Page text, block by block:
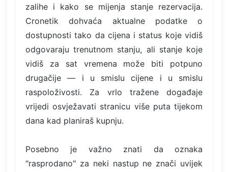
zalihe i kako se mijenja stanje rezervacija.
Cronetik dohvaća aktualne podatke o
dostupnosti tako da cijena i status koje vidiš
odgovaraju trenutnom stanju, ali stanje koje
vidiš za sat vremena može biti potpuno
drugačije — i u smislu cijene i u smislu
raspoloživosti. Za vrlo tražene događaje
vrijedi osvježavati stranicu više puta tijekom
dana kad planiraš kupnju.
Posebno je važno znati da oznaka
"rasprodano" za neki nastup ne znači uvijek